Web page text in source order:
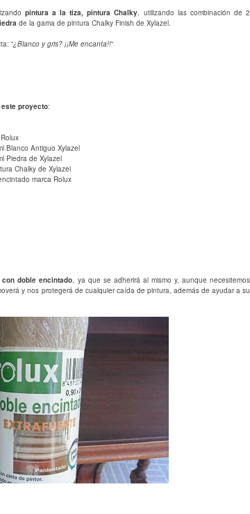
pintura a la tiza, pintura Chalky, utilizando las combinación de 2
de la gama de pintura Chalky Finish de Xylazel.
“¿Blanco y gris? ¡¡Me encanta!!“
proyecto:
Blanco Antiguo Xylazel
Piedra de Xylazel
Chalky de Xylazel
marca Rolux
doble encintado, ya que se adherirá al mismo y, aunque necesitemos
y nos protegerá de cualquier caída de pintura, además de ayudar a su